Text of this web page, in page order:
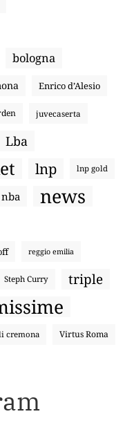
bologna
Enrico d’Alesio
juvecaserta
Lba
lnp lnp gold
nba news
reggio emilia
Steph Curry triple
cremona Virtus Roma